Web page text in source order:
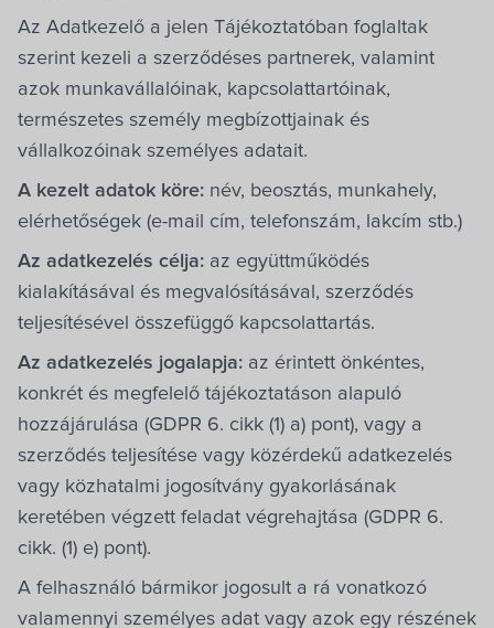
Az Adatkezelő a jelen Tájékoztatóban foglaltak
szerint kezeli a szerződéses partnerek, valamint
azok munkavállalóinak, kapcsolattartóinak,
természetes személy megbízottjainak és
vállalkozóinak személyes adatait.
A kezelt adatok köre: név, beosztás, munkahely,
elérhetőségek (e-mail cím, telefonszám, lakcím stb.)
Az adatkezelés célja: az együttműködés
kialakításával és megvalósításával, szerződés
teljesítésével összefüggő kapcsolattartás.
Az adatkezelés jogalapja: az érintett önkéntes,
konkrét és megfelelő tájékoztatáson alapuló
hozzájárulása (GDPR 6. cikk (1) a) pont), vagy a
szerződés teljesítése vagy közérdekű adatkezelés
vagy közhatalmi jogosítvány gyakorlásának
keretében végzett feladat végrehajtása (GDPR 6.
cikk. (1) e) pont).
A felhasználó bármikor jogosult a rá vonatkozó
valamennyi személyes adat vagy azok egy részének